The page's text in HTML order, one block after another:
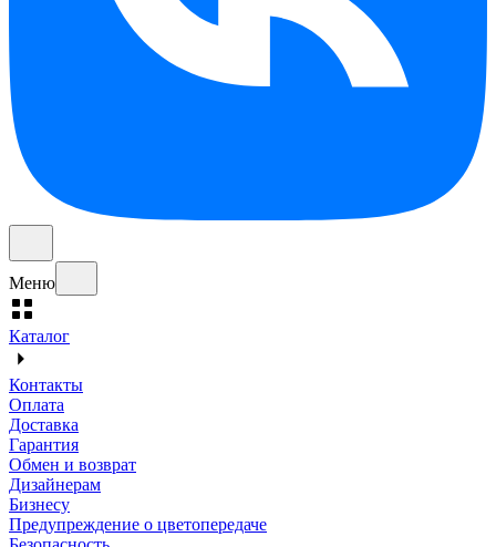
Меню
Каталог
Контакты
Оплата
Доставка
Гарантия
Обмен и возврат
Дизайнерам
Бизнесу
Предупреждение о цветопередаче